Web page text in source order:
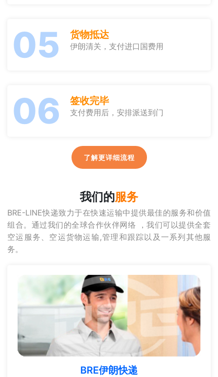
05 货物抵达
伊朗清关，支付进口国费用
06 签收完毕
支付费用后，安排派送到门
了解更详细流程
我们的服务
BRE-LINE快递致力于在快速运输中提供最佳的服务和价值
组合。通过我们的全球合作伙伴网络 ，我们可以提供全套
空运服务、空运货物运输,管理和跟踪以及一系列其他服
务。
BRE伊朗快递